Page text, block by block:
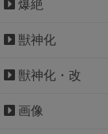
爆絶
獣神化
獣神化・改
画像